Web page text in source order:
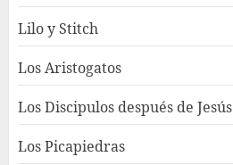
Lilo y Stitch
Los Aristogatos
Los Discipulos después de Jesús
Los Picapiedras